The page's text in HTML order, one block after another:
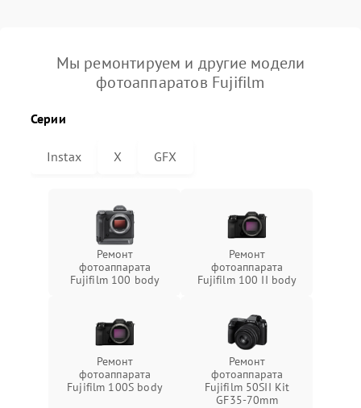
Мы ремонтируем и другие модели
фотоаппаратов Fujifilm
Серии
Instax X GFX
Ремонт
фотоаппарата
Fujifilm 100 body
Ремонт
фотоаппарата
Fujifilm 100 II body
Ремонт
фотоаппарата
Fujifilm 100S body
Ремонт
фотоаппарата
Fujifilm 50SII Kit
GF35-70mm